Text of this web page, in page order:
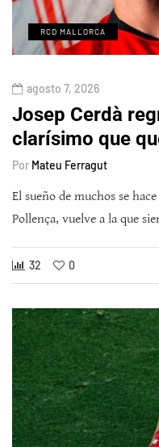
RCD MALLORCA
agosto 7, 2026
Josep Cerdà
clarísimo que
Por Mateu Ferragut
El sueño de muchos se
Pollença, vuelve a la que
32 0